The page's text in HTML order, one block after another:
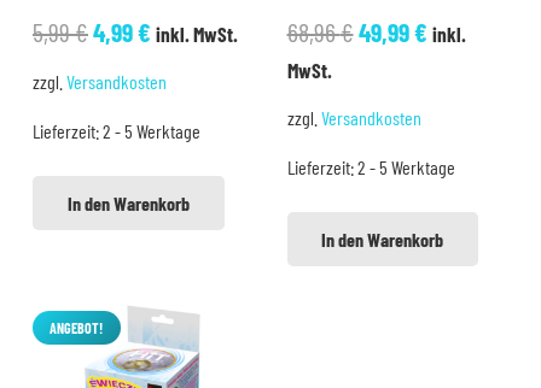
5,99€Ursprünglicher
5,99 €
4,99€Aktueller
4,99 €.
inkl. MwSt.
zzgl. Versandkosten
Lieferzeit:2 - 5 Werktage
In den Warenkorb
68,96€Ursprünglicher
49,99€Aktueller
inkl.
MwSt.
zzgl. Versandkosten
Lieferzeit:2 - 5 Werktage
In den Warenkorb
ANGEBOT!